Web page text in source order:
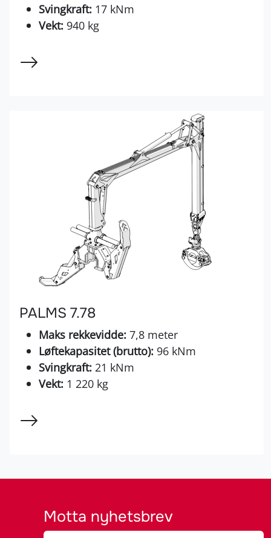
Svingkraft: 17 kNm
Vekt: 940 kg
PALMS 7.78
Maks rekkevidde: 7,8 meter
Løftekapasitet (brutto): 96 kNm
Svingkraft: 21 kNm
Vekt: 1 220 kg
Motta nyhetsbrev